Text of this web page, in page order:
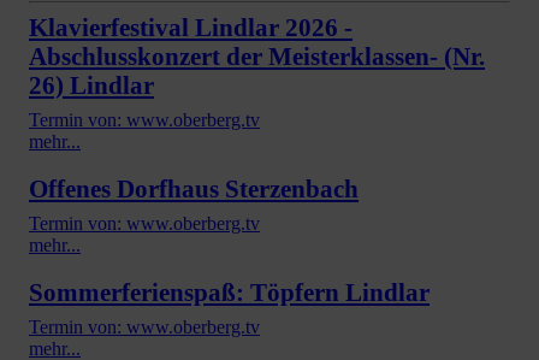
Klavierfestival Lindlar 2026 -
Abschlusskonzert der Meisterklassen- (Nr.
26) Lindlar
Termin von: www.oberberg.tv
mehr...
Offenes Dorfhaus Sterzenbach
Termin von: www.oberberg.tv
mehr...
Sommerferienspaß: Töpfern Lindlar
Termin von: www.oberberg.tv
mehr...